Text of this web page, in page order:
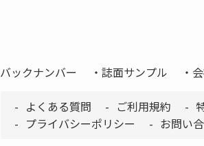
バックナンバー 誌面サンプル
よくある質問 ご利用規約
プライバシーポリシー
お問い